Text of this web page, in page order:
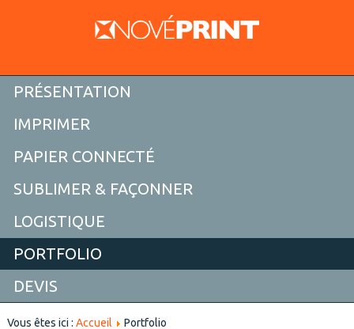
PRÉSENTATION
IMPRIMER
PAPIER CONNECTÉ
SUBLIMER & FAÇONNER
LOGISTIQUE
PORTFOLIO
DEVIS
Vous êtes ici :Accueil Portfolio